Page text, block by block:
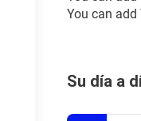
You can
Su día a